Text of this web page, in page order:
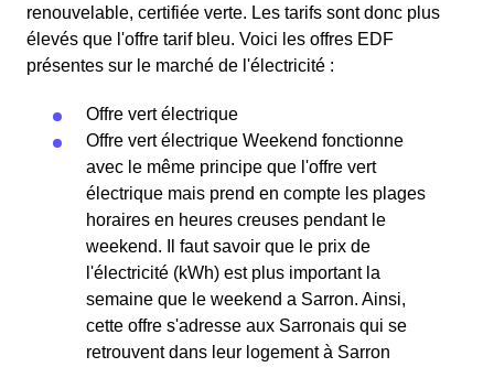
renouvelable, certifiée verte. Les tarifs sont donc plus
élevés que l'offre tarif bleu. Voici les offres EDF
présentes sur le marché de l'électricité :
Offre vert électrique
Offre vert électrique Weekend fonctionne
avec le même principe que l'offre vert
électrique mais prend en compte les plages
horaires en heures creuses pendant le
weekend. Il faut savoir que le prix de
l'électricité (kWh) est plus important la
semaine que le weekend a Sarron. Ainsi,
cette offre s'adresse aux Sarronais qui se
retrouvent dans leur logement à Sarron